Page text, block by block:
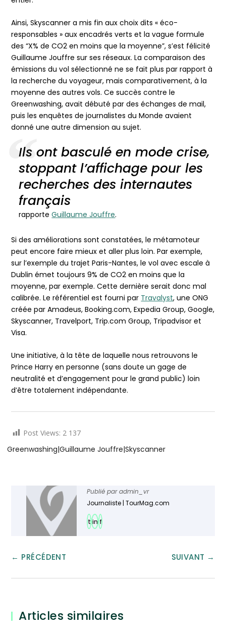
Ainsi, Skyscanner a mis fin aux choix dits « éco-
responsables » aux encadrés verts et la vague formule
des “X% de CO2 en moins que la moyenne”, s’est félicité
Guillaume Jouffre sur ses réseaux. La comparaison des
émissions du vol sélectionné ne se fait plus par rapport à
la recherche du voyageur, mais comparativement, à la
moyenne des autres vols. Ce succès contre le
Greenwashing, avait débuté par des échanges de mail,
puis les enquêtes de journalistes du Monde avaient
donné une autre dimension au sujet.
Ils ont basculé en mode crise,
stoppant l’affichage pour les
recherches des internautes
français
rapporteGuillaume Jouffre.
Si des améliorations sont constatées, le métamoteur
peut encore faire mieux et aller plus loin. Par exemple,
sur l’exemple du trajet Paris-Nantes, le vol avec escale à
Dublin émet toujours 9% de CO2 en moins que la
moyenne, par exemple. Cette dernière serait donc mal
calibrée. Le référentiel est fourni par Travalyst, une ONG
créée par Amadeus, Booking.com, Expedia Group, Google,
Skyscanner, Travelport, Trip.com Group, Tripadvisor et
Visa.
Une initiative, à la tête de laquelle nous retrouvons le
Prince Harry en personne (sans doute un gage de
neutralité et d’engagement pour le grand public) loin
d’être totalement indépendante.
Post Views: 2 137
Greenwashing|Guillaume Jouffre|Skyscanner
Publié paradmin_vr
Journaliste | TourMag.com
t in f
← PRÉCÉDENT SUIVANT →
Articles similaires